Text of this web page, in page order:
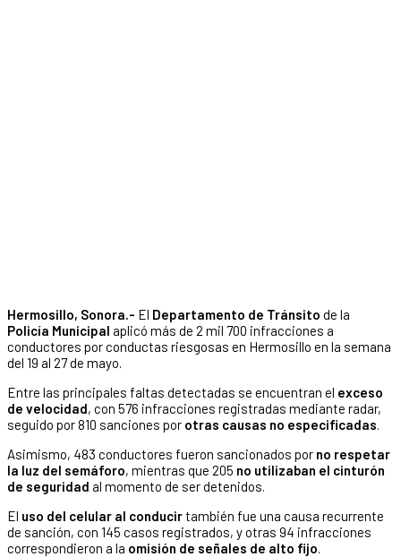
Hermosillo, Sonora.- El Departamento de Tránsito de la
Policía Municipal aplicó más de 2 mil 700 infracciones a
conductores por conductas riesgosas en Hermosillo en la semana
del 19 al 27 de mayo.
Entre las principales faltas detectadas se encuentran el exceso
de velocidad, con 576 infracciones registradas mediante radar,
seguido por 810 sanciones por otras causas no especificadas.
Asimismo, 483 conductores fueron sancionados por no respetar
la luz del semáforo, mientras que 205 no utilizaban el cinturón
de seguridad al momento de ser detenidos.
El uso del celular al conducirtambién fue una causa recurrente
de sanción, con 145 casos registrados, y otras 94 infracciones
correspondieron a la omisión de señales de alto fijo.